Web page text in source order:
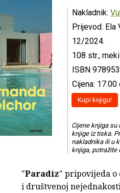
Nakladnik:
Prijevod: Ela
12/2024.
108 str.,
ISBN
Cijena: 17.00
Kupi knjigu!
Cijene knjiga su
knjige iz tiska.
nakladnika ili u
knjiga, potražite
"Paradiz" pripovijeda o
i društvenoj